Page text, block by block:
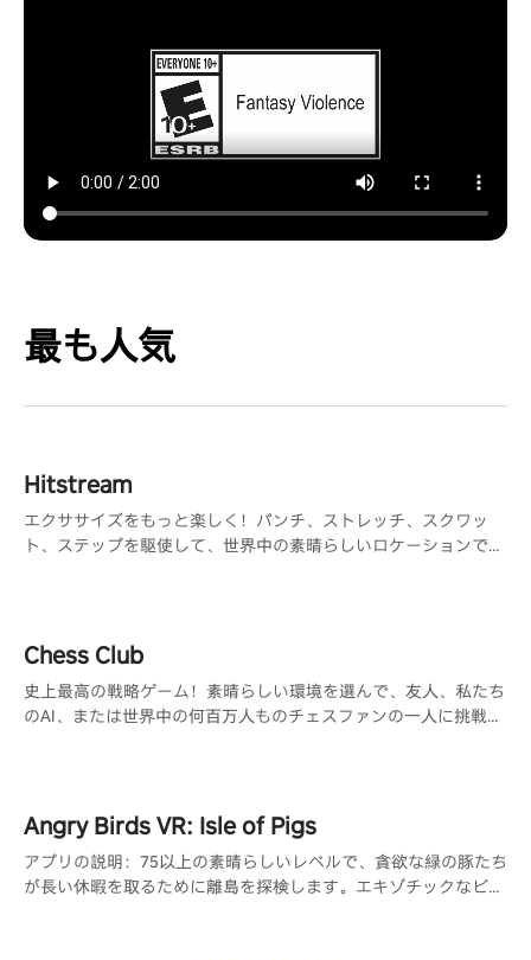
最も人気
Hitstream
エクササイズをもっと楽しく！パンチ、ストレッチ、スクワッ
ト、ステップを駆使して、世界中の素晴らしいロケーションで楽
Chess Club
史上最高の戦略ゲーム！素晴らしい環境を選んで、友人、私たち
のAI、または世界中の何百万人ものチェスファンの一人に挑戦し
Angry Birds VR: Isle of Pigs
アプリの説明：75以上の素晴らしいレベルで、貪欲な緑の豚たち
が長い休暇を取るために離島を探検します。エキゾチックなビー